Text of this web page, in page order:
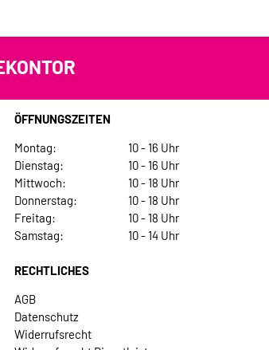
ÖFFNUNGSZEITEN
Montag:
10 - 16 Uhr
Dienstag:
10 - 16 Uhr
Mittwoch:
10 - 18 Uhr
Donnerstag:
10 - 18 Uhr
Freitag:
10 - 18 Uhr
Samstag:
10 - 14 Uhr
RECHTLICHES
AGB
Datenschutz
Widerrufsrecht